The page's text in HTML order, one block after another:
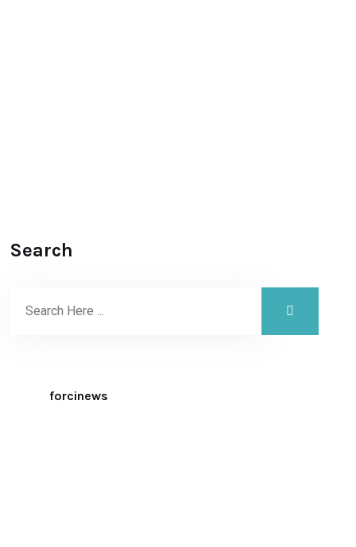
Search
forcinews